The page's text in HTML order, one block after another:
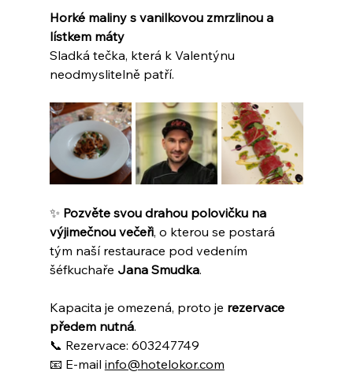
Horké maliny s vanilkovou zmrzlinou a
lístkem máty
Sladká tečka, která k Valentýnu
neodmyslitelně patří.
✨ Pozvěte svou drahou polovičku na
výjimečnou večeři, o kterou se postará
tým naší restaurace pod vedením
šéfkuchaře Jana Smudka.
Kapacita je omezená, proto je rezervace
předem nutná.
📞 Rezervace: 603247749
📧 E-mail info@hotelokor.com